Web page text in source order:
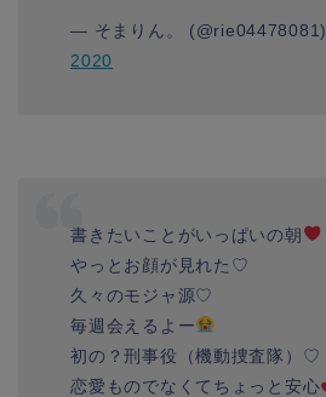
— そまりん。 (@rie04478081)
2020
書きたいことがいっぱいの朝
やっとお顔が見れた♡
久々のモジャ源♡
毎週会えるよー
初の？刑事役（機動捜査隊）♡
恋愛ものでなくてちょっと安心